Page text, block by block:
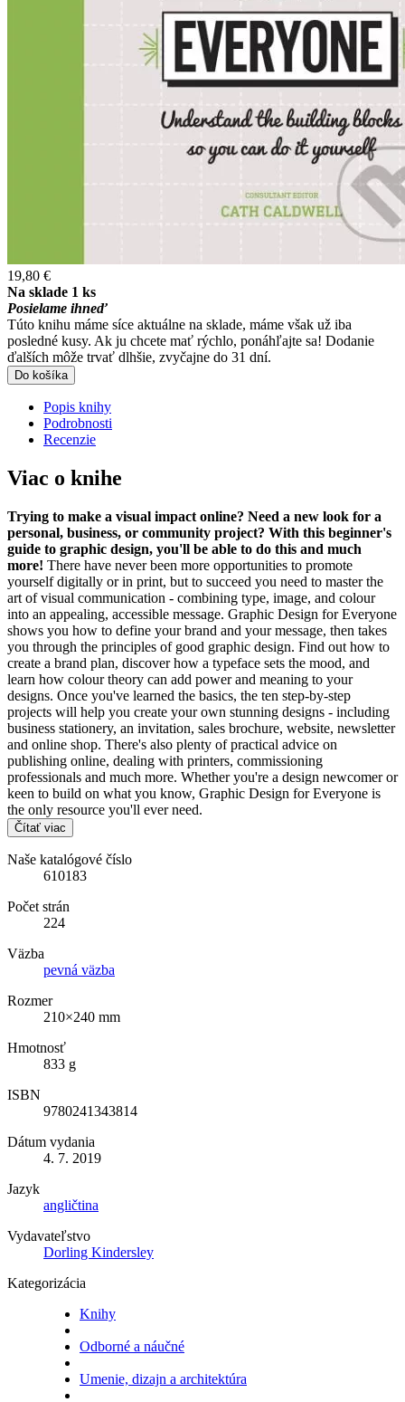
19,80 €
Na sklade 1 ks
Posielame ihneď
Túto knihu máme síce aktuálne na sklade, máme však už iba
posledné kusy. Ak ju chcete mať rýchlo, ponáhľajte sa! Dodanie
ďalších môže trvať dlhšie, zvyčajne do 31 dní.
Do košíka
Popis knihy
Podrobnosti
Recenzie
Viac o knihe
Trying to make a visual impact online? Need a new look for a
personal, business, or community project? With this beginner's
guide to graphic design, you'll be able to do this and much
more! There have never been more opportunities to promote
yourself digitally or in print, but to succeed you need to master the
art of visual communication - combining type, image, and colour
into an appealing, accessible message. Graphic Design for Everyone
shows you how to define your brand and your message, then takes
you through the principles of good graphic design. Find out how to
create a brand plan, discover how a typeface sets the mood, and
learn how colour theory can add power and meaning to your
designs. Once you've learned the basics, the ten step-by-step
projects will help you create your own stunning designs - including
business stationery, an invitation, sales brochure, website, newsletter
and online shop. There's also plenty of practical advice on
publishing online, dealing with printers, commissioning
professionals and much more. Whether you're a design newcomer or
keen to build on what you know, Graphic Design for Everyone is
the only resource you'll ever need.
Čítať viac
Naše katalógové číslo
610183
Počet strán
224
Väzba
pevná väzba
Rozmer
210×240 mm
Hmotnosť
833 g
ISBN
9780241343814
Dátum vydania
4. 7. 2019
Jazyk
angličtina
Vydavateľstvo
Dorling Kindersley
Kategorizácia
Knihy
Odborné a náučné
Umenie, dizajn a architektúra